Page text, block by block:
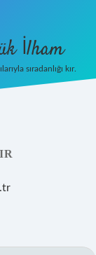
İlham
sıradanlığı kır.